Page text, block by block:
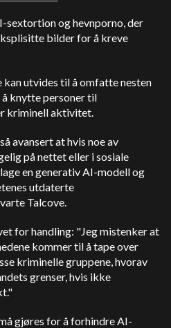
sextortion og hevnporno, der
bilder for å kreve
utvides til å omfatte nesten
å knytte personer til
kriminell aktivitet.
avansert at hvis noe av
på nettet eller i sosiale
en generativ AI-modell og
utdaterte
Talcove.
for handling: "Jeg mistenker at
kommer til å tape over
kriminelle gruppene, hvorav
grenser, hvis ikke
gjøres for å forhindre AI-